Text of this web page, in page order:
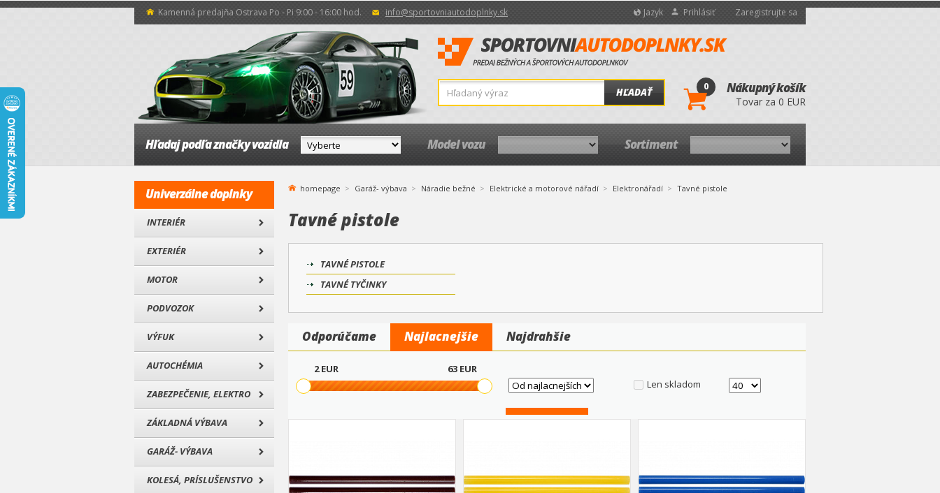
Kamenná predajňa Ostrava Po - Pi 9:00 - 16:00 hod. info@sportovniautodoplnky.sk Jazyk Prihlásiť Zaregistrujte sa
HĽADAŤ 0 Nákupný košík
Tovar za 0 EUR
Hľadaj podľa značky vozidla Model vozu Sortiment
Univerzálne doplnky
INTERIÉR
EXTERIÉR
MOTOR
PODVOZOK
VÝFUK
AUTOCHÉMIA
ZABEZPEČENIE, ELEKTRO
ZÁKLADNÁ VÝBAVA
GARÁŽ- VÝBAVA
KOLESÁ, PRÍSLUŠENSTVO
homepage Garáž- výbava Náradie bežné Elektrické a motorové nářadí Elektronářadí Tavné pistole
Tavné pistole
TAVNÉ PISTOLE
TAVNÉ TYČINKY
Odporúčame Najlacnejšie Najdrahšie
2EUR 63 EUR
Len skladom